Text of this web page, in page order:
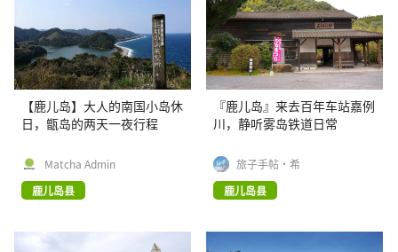
【鹿儿岛】大人的南国小岛休
日，甑岛的两天一夜行程
Matcha Admin
鹿儿岛县
『鹿儿岛』来去百年车站嘉例
川，静听雾岛铁道日常
旅子手帖·希
鹿儿岛县